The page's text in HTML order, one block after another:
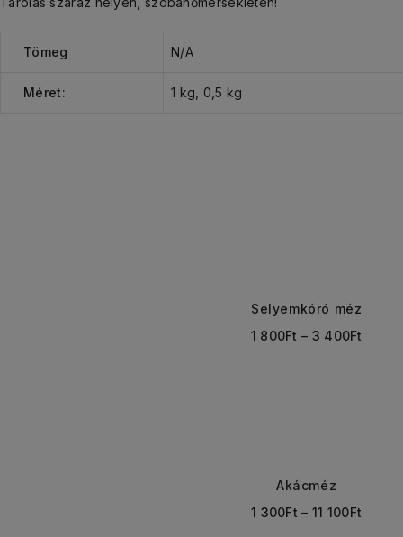
Tömeg N/A
Méret: 1 kg 0,5 kg
Selyemkóró méz
1 800Ft – 3 400Ft
Akácméz
1 300Ft – 11 100Ft